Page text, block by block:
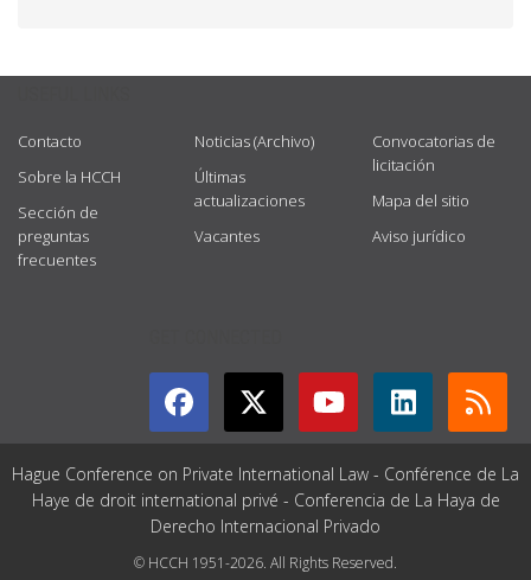
Contacto
Sobre la HCCH
Sección de
preguntas
frecuentes
Noticias (Archivo)
Últimas
actualizaciones
Vacantes
Convocatorias de
licitación
Mapa del sitio
Aviso jurídico
Hague Conference on Private International Law - Conférence de La
Haye de droit international privé - Conferencia de La Haya de
Derecho Internacional Privado
© HCCH 1951-2026. All Rights Reserved.